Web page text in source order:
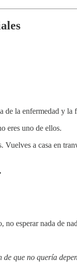
de la enfermedad y la
eres uno de ellos.
a casa en
no esperar nada de
de que no quería